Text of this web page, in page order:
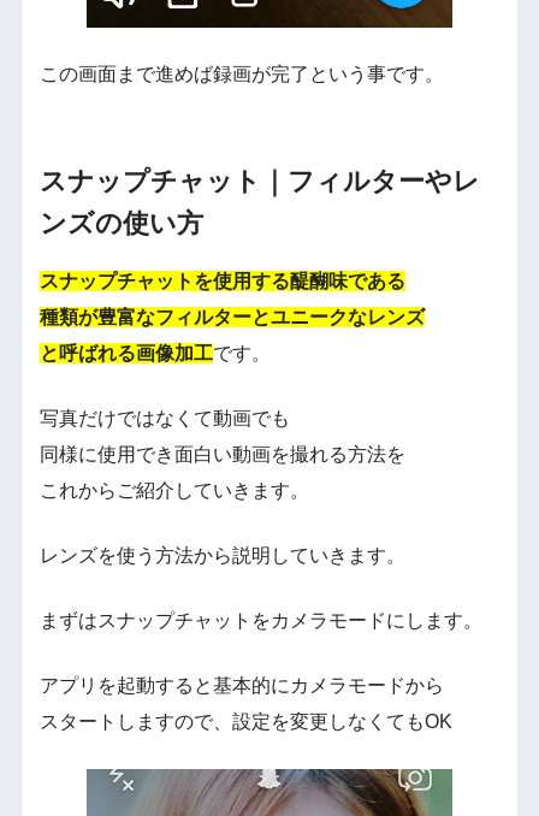
この画面まで進めば録画が完了という事です。
スナップチャット｜フィルターやレ
ンズの使い方
スナップチャットを使用する醍醐味である
種類が豊富なフィルターとユニークなレンズ
と呼ばれる画像加工です。
写真だけではなくて動画でも
同様に使用でき面白い動画を撮れる方法を
これからご紹介していきます。
レンズを使う方法から説明していきます。
まずはスナップチャットをカメラモードにします。
アプリを起動すると基本的にカメラモードから
スタートしますので、設定を変更しなくてもOK